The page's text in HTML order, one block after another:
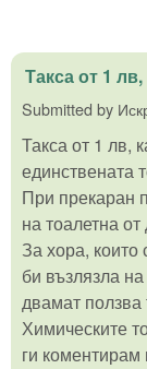
Такса от 1
Submitted by
Такса от 1 лв,
единствената
При прекаран
на тоалетна
За хора,
би възлязла
двамат ползва
Химическите
ги